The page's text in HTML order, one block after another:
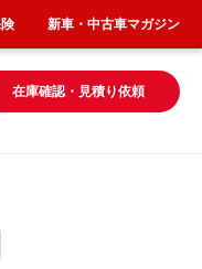
在庫確認・見積り依頼
新車・中古車マガジン